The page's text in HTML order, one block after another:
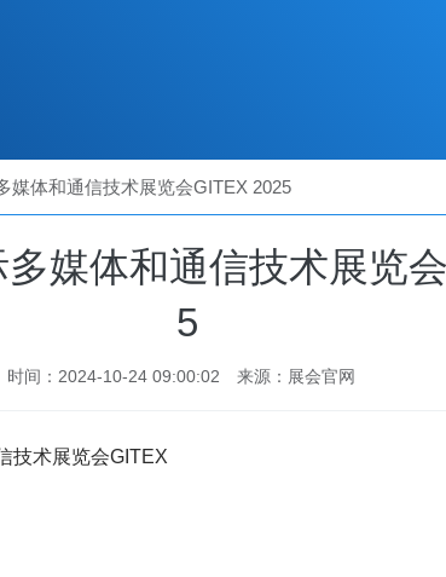
媒体和通信技术展览会GITEX 2025
媒体和通信技术展览
5
时间：2024-10-24 09:00:02 来源：展会官网
技术展览会GITEX